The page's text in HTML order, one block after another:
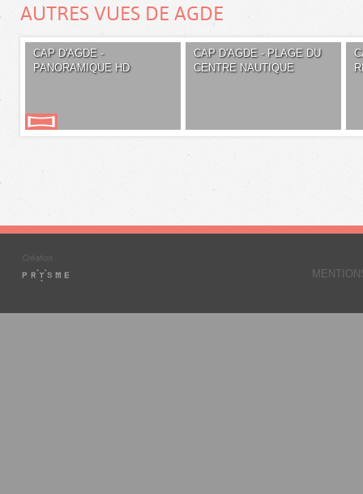
AUTRES VUES DE AGDE
CAP D'AGDE -
PANORAMIQUE HD
CAP D'AGDE - PLAGE DU
CENTRE NAUTIQUE